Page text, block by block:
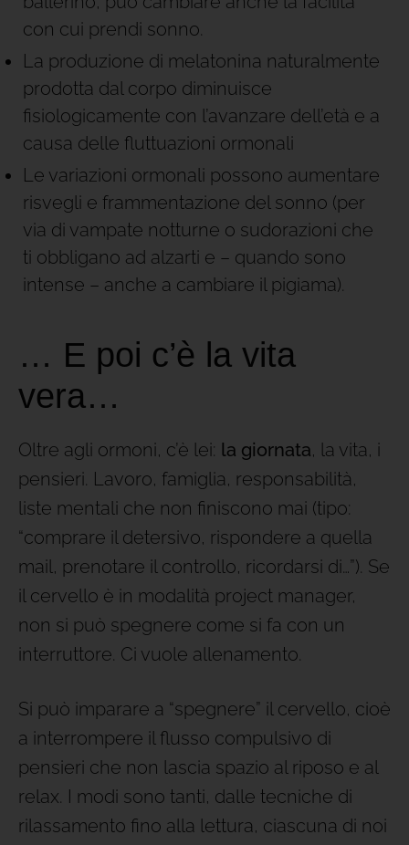
con cui prendi sonno.
La produzione di melatonina naturalmente
prodotta dal corpo diminuisce
fisiologicamente con l’avanzare dell’età e a
causa delle fluttuazioni ormonali
Le variazioni ormonali possono aumentare
risvegli e frammentazione del sonno (per
via di vampate notturne o sudorazioni che
ti obbligano ad alzarti e – quando sono
intense – anche a cambiare il pigiama).
… E poi c’è la vita
vera…
Oltre agli ormoni, c’è lei: la giornata, la vita, i
pensieri. Lavoro, famiglia, responsabilità,
liste mentali che non finiscono mai (tipo:
“comprare il detersivo, rispondere a quella
mail, prenotare il controllo, ricordarsi di…”). Se
il cervello è in modalità project manager,
non si può spegnere come si fa con un
interruttore. Ci vuole allenamento.
Si può imparare a “spegnere” il cervello, cioè
a interrompere il flusso compulsivo di
pensieri che non lascia spazio al riposo e al
relax. I modi sono tanti, dalle tecniche di
rilassamento fino alla lettura, ciascuna di noi